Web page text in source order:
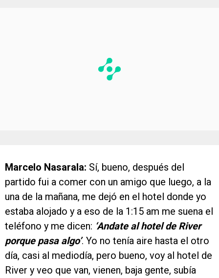
Marcelo Nasarala: Sí, bueno, después del
partido fui a comer con un amigo que luego, a la
una de la mañana, me dejó en el hotel donde yo
estaba alojado y a eso de la 1:15 am me suena el
teléfono y me dicen: ‘Andate al hotel de River
porque pasa algo’. Yo no tenía aire hasta el otro
día, casi al mediodía, pero bueno, voy al hotel de
River y veo que van, vienen, baja gente, subía